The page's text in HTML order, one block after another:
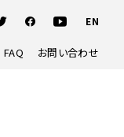
EN
FAQ お問い合わせ